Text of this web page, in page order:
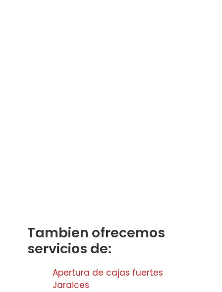
Tambien ofrecemos
servicios de:
Apertura de cajas fuertes
Jaraices